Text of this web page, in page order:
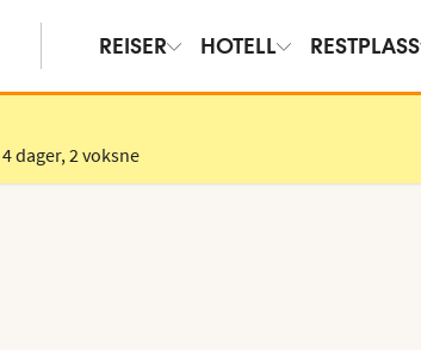
REISER HOTELL RESTPLASS
4 dager,2 voksne